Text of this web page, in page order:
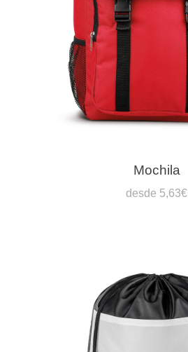
Mochila
desde 5,63€